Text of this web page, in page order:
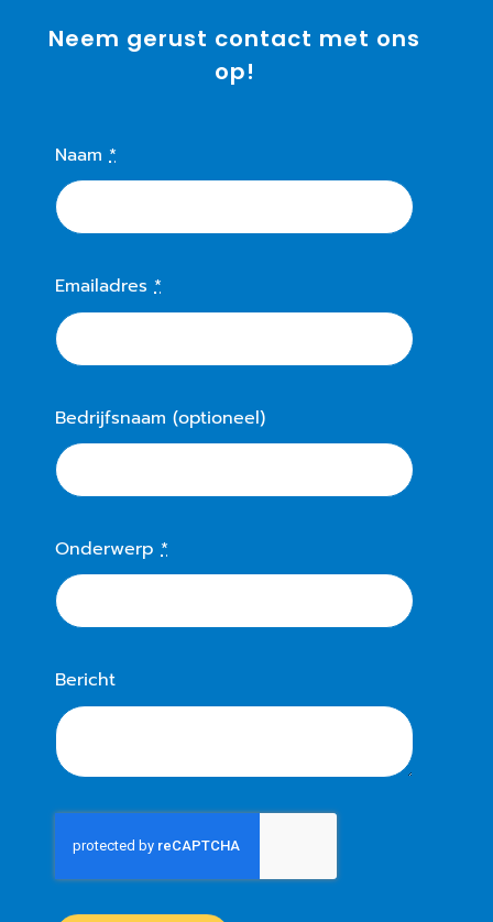
Neem gerust contact met ons
op!
Naam*
Emailadres*
Bedrijfsnaam (optioneel)
Onderwerp*
Bericht